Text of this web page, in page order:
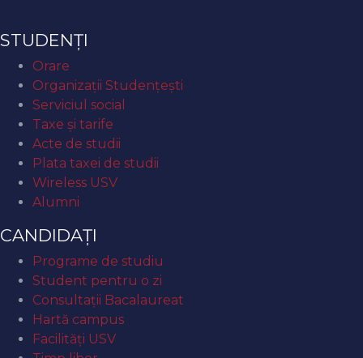
STUDENȚI
Orare
Organizaţii Studenţeşti
Serviciul social
Taxe și tarife
Acte de studii
Plata taxei de studii
Wireless USV
Alumni
CANDIDAȚI
Programe de studiu
Student pentru o zi
Consultații Bacalaureat
Hartă campus
Facilități USV